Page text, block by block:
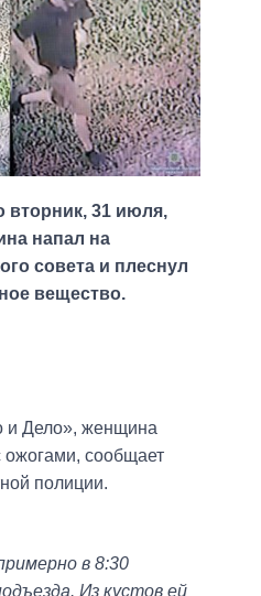
вторник, 31 июля,
напал на
совета и плеснул
вещество.
и Дело», женщина
ожогами, сообщает
полиции.
в 8:30
Из кустов ей